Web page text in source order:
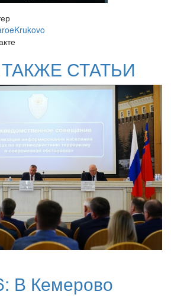
СТАТЬИ
В Кемерово